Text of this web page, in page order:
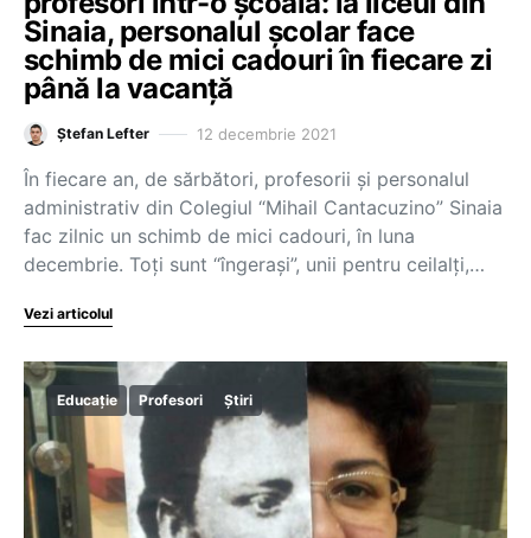
Sinaia, personalul școlar face
schimb de mici cadouri în fiecare zi
până la vacanță
Ștefan Lefter 12 decembrie 2021
În fiecare an, de sărbători, profesorii și personalul
administrativ din Colegiul “Mihail Cantacuzino” Sinaia
fac zilnic un schimb de mici cadouri, în luna
decembrie. Toți sunt “îngerași”, unii pentru ceilalți,…
Vezi articolul
Educație Profesori Știri